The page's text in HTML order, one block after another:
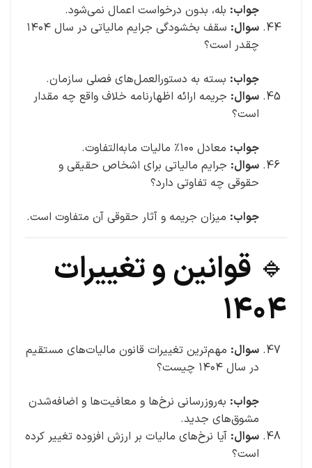
جواب: بله، بدون درخواست اعمال نمی‌شود.
سوال:
سقف بخشودگی جرایم مالیاتی در سال ۱۴۰۴
چقدر است؟
جواب: بسته به دستورالعمل‌های فصلی سازمان.
سوال: جریمه ارائه اظهارنامه خلاف واقع چه مقدار
است؟
جواب: معادل ۱۰۰٪ مالیات مابه‌التفاوت.
سوال: جرایم مالیاتی برای اشخاص حقیقی و
حقوقی چه تفاوتی دارد؟
جواب: میزان جریمه و آثار حقوقی آن متفاوت است.
🔹 قوانین و تغییرات
۱۴۰۴
سوال: مهم‌ترین تغییرات قانون مالیات‌های مستقیم
در سال ۱۴۰۴ چیست؟
جواب: به‌روزرسانی نرخ‌ها و معافیت‌ها و اضافه‌شدن
مشوق‌های جدید.
سوال: آیا نرخ‌های مالیات بر ارزش افزوده تغییر کرده
است؟